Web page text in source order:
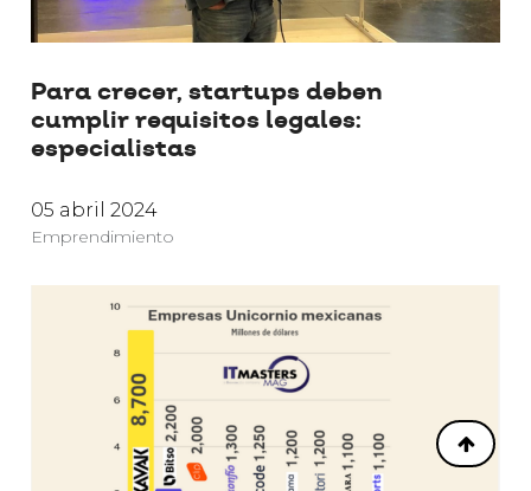
Para crecer, startups deben
cumplir requisitos legales:
especialistas
05 abril 2024
Emprendimiento